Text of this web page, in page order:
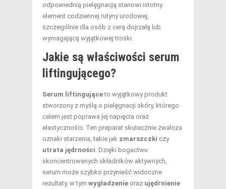
odpowiednią pielęgnacją stanowi istotny
element codziennej rutyny urodowej,
szczególnie dla osób z cerą dojrzałą lub
wymagającą wyjątkowej troski.
Jakie są właściwości serum
liftingującego?
Serum liftingująceto wyjątkowy produkt
stworzony z myślą o pielęgnacji skóry, którego
celem jest poprawa jej napięcia oraz
elastyczności. Ten preparat skutecznie zwalcza
oznaki starzenia, takie jak zmarszczki czy
utrata jędrności . Dzięki bogactwu
skoncentrowanych składników aktywnych,
serum może szybko przynieść widoczne
rezultaty, w tym wygładzenie oraz ujędrnienie